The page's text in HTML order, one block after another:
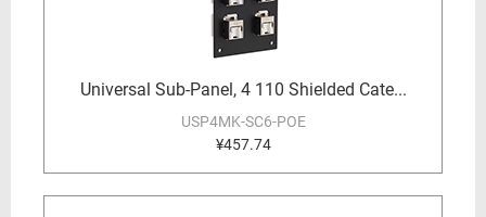
Universal Sub-Panel, 4 110 Shielded Cate...
USP4MK-SC6-POE
¥457.74